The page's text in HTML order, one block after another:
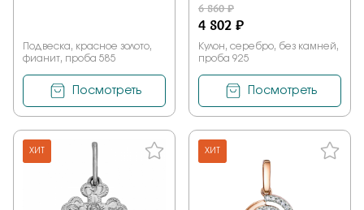
Подвеска, красное золото,
фианит, проба 585
Посмотреть
6 860 ₽
4 802 ₽
Кулон, серебро, без камней,
проба 925
Посмотреть
ХИТ ХИТ